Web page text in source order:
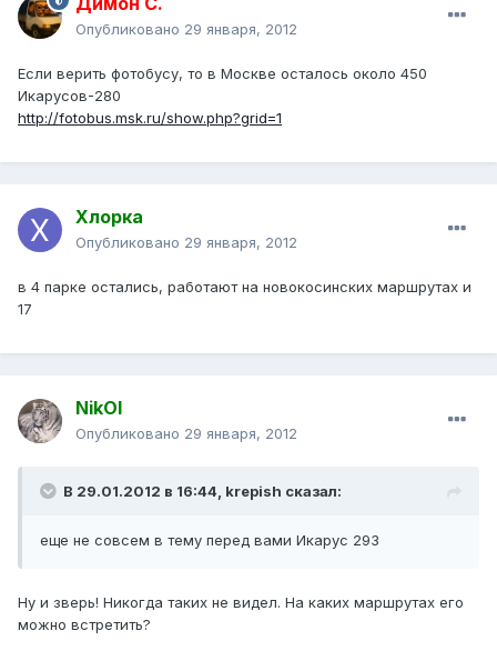
Опубликовано 29 января, 2012
Если верить фотобусу, то в Москве осталось около 450
Икарусов-280
http://fotobus.msk.ru/show.php?grid=1
Хлорка
Опубликовано 29 января, 2012
в 4 парке остались, работают на новокосинских маршрутах и
17
NikOl
Опубликовано 29 января, 2012
В 29.01.2012 в 16:44, krepish сказал:
еще не совсем в тему перед вами Икарус 293
Ну и зверь! Никогда таких не видел. На каких маршрутах его
можно встретить?